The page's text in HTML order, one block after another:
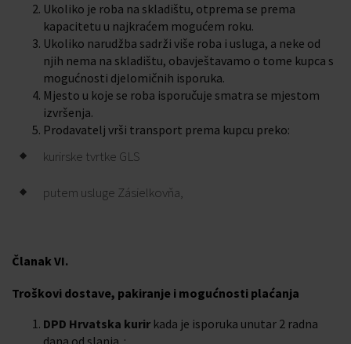
Ukoliko je roba na skladištu, otprema se prema
kapacitetu u najkraćem mogućem roku.
Ukoliko narudžba sadrži više roba i usluga, a neke od
njih nema na skladištu, obavještavamo o tome kupca s
mogućnosti djelomičnih isporuka.
Mjesto u koje se roba isporučuje smatra se mjestom
izvršenja.
Prodavatelj vrši transport prema kupcu preko:
kurirske tvrtke GLS
putem usluge Zásielkovňa,
Članak VI.
Troškovi dostave, pakiranje i mogućnosti plaćanja
DPD Hrvatska kurir kada je isporuka unutar 2 radna
dana od slanja. :